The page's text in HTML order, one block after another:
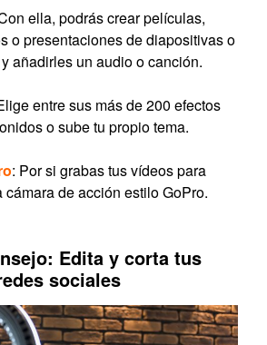
ella, podrás crear películas,
o presentaciones de diapositivas o
añadirles un audio o canción.
entre sus más de 200 efectos
o sube tu propio tema.
: Por si grabas tus vídeos para
cámara de acción estilo GoPro.
Edita y corta tus
sociales